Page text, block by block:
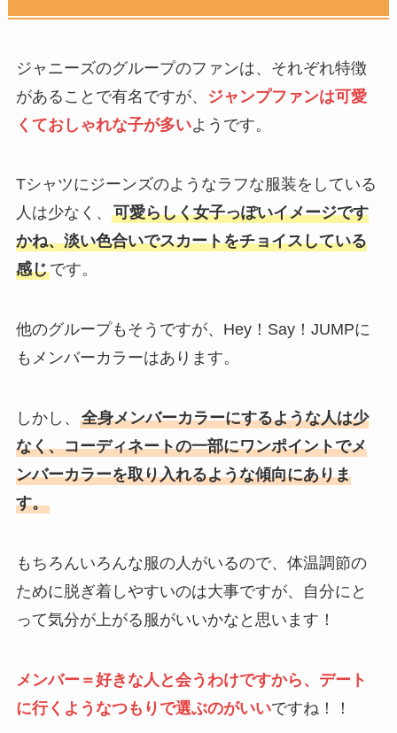
ジャニーズのグループのファンは、それぞれ特徴
があることで有名ですが、
ジャンプファンは可愛
くておしゃれな子が多いようです。
Tシャツにジーンズのようなラフな服装をしている
人は少なく、 可愛らしく女子っぽいイメージです
かね、淡い色合いでスカートをチョイスしている
感じです。
他のグループもそうですが、Hey！Say！JUMPに
もメンバーカラーはあります。
しかし、 全身メンバーカラーにするような人は少
なく、コーディネートの一部にワンポイントでメ
ンバーカラーを取り入れるような傾向にありま
す。
もちろんいろんな服の人がいるので、体温調節の
ために脱ぎ着しやすいのは大事ですが、自分にと
って気分が上がる服がいいかなと思います！
メンバー＝好きな人と会うわけですから、デート
に行くようなつもりで選ぶのがいいですね！！